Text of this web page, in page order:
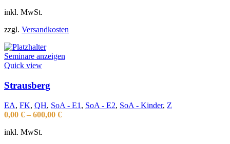
inkl. MwSt.
zzgl. Versandkosten
Seminare anzeigen
Quick view
Strausberg
EA, FK, QH, SoA - E1 , SoA - E2, SoA - Kinder, Z
0,00 € – 600,00 €
inkl. MwSt.